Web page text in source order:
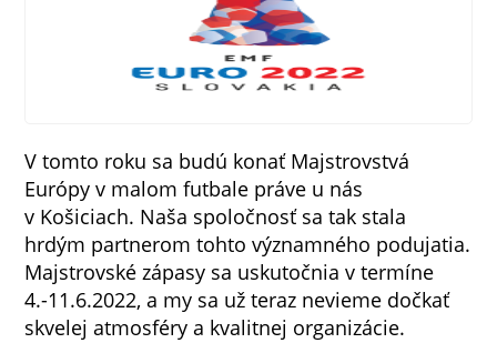
V tomto roku sa budú konať Majstrovstvá
Európy v malom futbale práve u nás
v Košiciach. Naša spoločnosť sa tak stala
hrdým partnerom tohto významného podujatia.
Majstrovské zápasy sa uskutočnia v termíne
4.-11.6.2022, a my sa už teraz nevieme dočkať
skvelej atmosféry a kvalitnej organizácie.